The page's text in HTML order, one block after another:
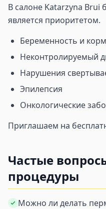
В салоне Katarzyna Brui
является приоритетом.
Беременность и
Неконтролируемый
Нарушения
Эпилепсия
Онкологические
Приглашаем на
Частые
процедуры
Можно ли делать